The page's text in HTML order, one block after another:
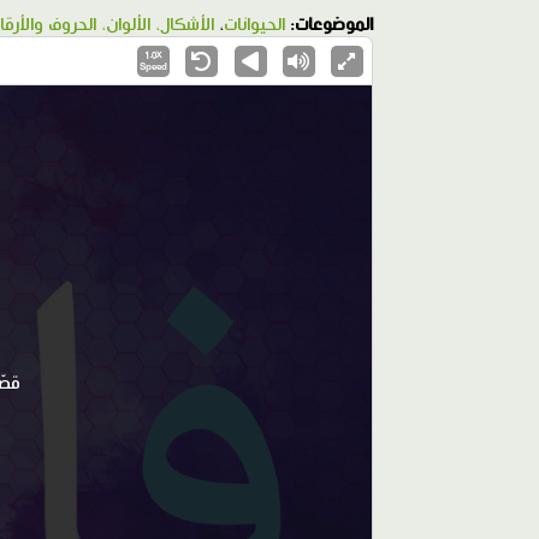
الموضوعات: الحيوانات، الأشكال، الألوان، الحروف
1.0X
Speed